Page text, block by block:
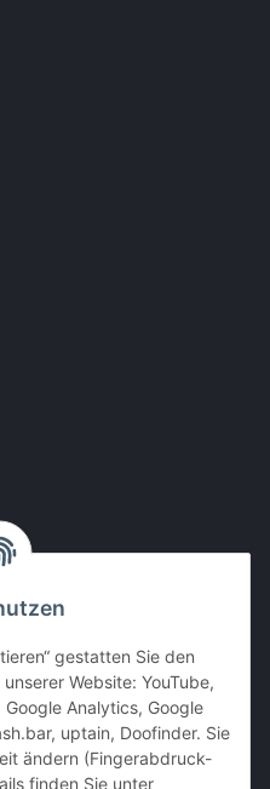
gestatten Sie den
Website: YouTube,
Analytics, Google
uptain, Doofinder. Sie
ändern (Fingerabdruck-
finden Sie unter